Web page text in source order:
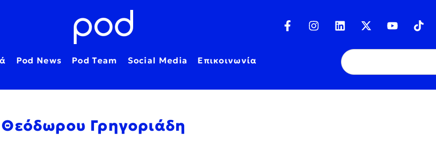
Pod News Pod Team Social Media Επικοινωνία
Θεόδωρου Γρηγοριάδη